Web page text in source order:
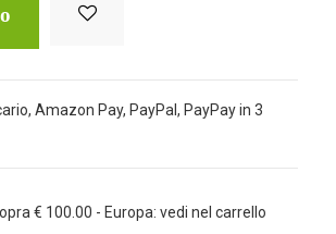
Amazon Pay, PayPal, PayPay in 3
€ 100.00 - Europa: vedi nel carrello